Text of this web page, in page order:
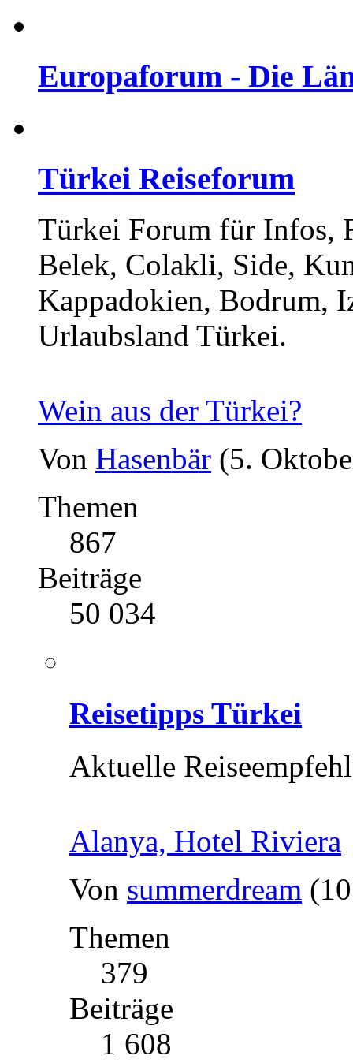
Europaforum - Die
Türkei Reiseforum
Türkei Forum für Infos,
Belek, Colakli, Side,
Kappadokien, Bodrum,
Urlaubsland Türkei.
Wein aus der Türkei?
Von Hasenbär (5.
Themen
867
Beiträge
50 034
Reisetipps Türkei
Aktuelle
Alanya, Hotel Riviera
Von summerdream
Themen
379
Beiträge
1 608